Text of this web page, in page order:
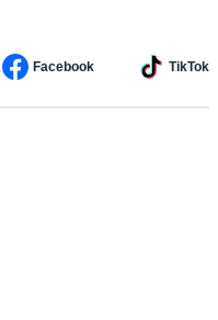
Facebook TikTok